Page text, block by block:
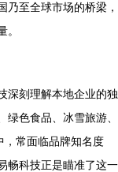
乃至全球市场的桥梁，
深刻理解本地企业的独
色食品、冰雪旅游、
，常面临品牌知名度
畅科技正是瞄准了这一